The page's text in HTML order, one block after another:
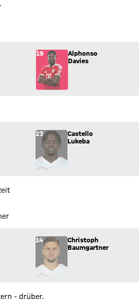
kommt für Alphonso Davies (19) ins
19
Alphonso
Davies
Bitshiabu (5) kommt für Castello
23
Castello
Lukeba
(27) kommt für Christoph
14
Christoph
Baumgartner
- drüber.